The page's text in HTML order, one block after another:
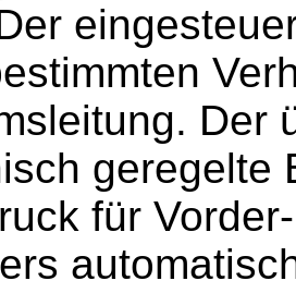
Der
geregelte
für